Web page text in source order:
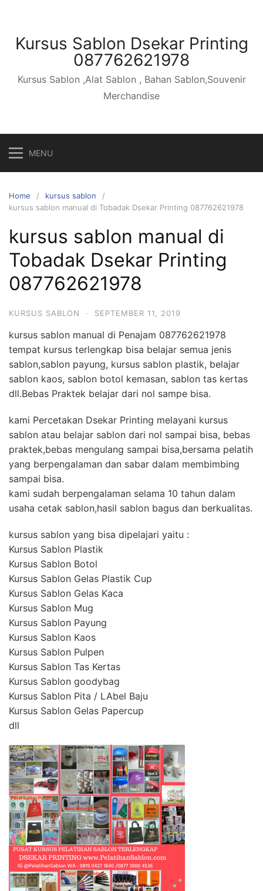
contentKursus Sablon Dsekar Printing
087762621978
Kursus Sablon ,Alat Sablon , Bahan Sablon,Souvenir
Merchandise
MENU
Home
kursus sablon
kursus sablon manual di Tobadak Dsekar Printing 087762621978
kursus sablon manual di
Tobadak Dsekar Printing
087762621978
KURSUS SABLON · SEPTEMBER 11, 2019
kursus sablon manual di Penajam 087762621978
tempat kursus terlengkap bisa belajar semua jenis
sablon,sablon payung, kursus sablon plastik, belajar
sablon kaos, sablon botol kemasan, sablon tas kertas
dll.Bebas Praktek belajar dari nol sampe bisa.
kami Percetakan Dsekar Printing melayani kursus
sablon atau belajar sablon dari nol sampai bisa, bebas
praktek,bebas mengulang sampai bisa,bersama pelatih
yang berpengalaman dan sabar dalam membimbing
sampai bisa.
kami sudah berpengalaman selama 10 tahun dalam
usaha cetak sablon,hasil sablon bagus dan berkualitas.
kursus sablon yang bisa dipelajari yaitu :
Kursus Sablon Plastik
Kursus Sablon Botol
Kursus Sablon Gelas Plastik Cup
Kursus Sablon Gelas Kaca
Kursus Sablon Mug
Kursus Sablon Payung
Kursus Sablon Kaos
Kursus Sablon Pulpen
Kursus Sablon Tas Kertas
Kursus Sablon goodybag
Kursus Sablon Pita / LAbel Baju
Kursus Sablon Gelas Papercup
dll